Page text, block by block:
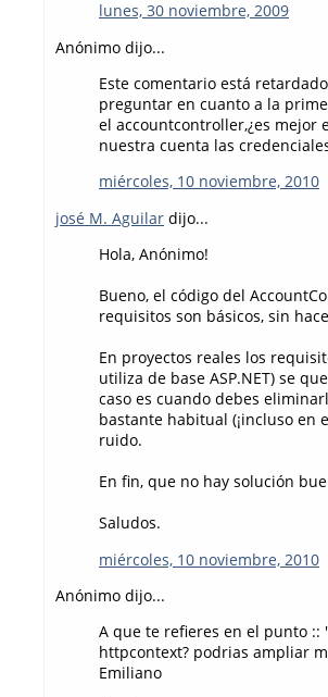
lunes, 30 noviembre, 2009
Anónimo dijo...
Este comentario está
preguntar en cuanto a la
el accountcontroller,¿es mejor
nuestra cuenta las
miércoles, 10 noviembre, 2010
josé M. Aguilar dijo...
Hola, Anónimo!
Bueno, el código del
requisitos son básicos, sin
En proyectos reales los
utiliza de base ASP.NET) se
caso es cuando debes
bastante habitual (¡incluso en
ruido.
En fin, que no hay solución
Saludos.
miércoles, 10 noviembre, 2010
Anónimo dijo...
A que te refieres en el punto
httpcontext? podrias ampliar
Emiliano